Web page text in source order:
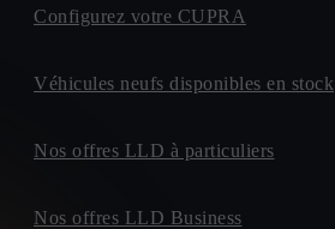
Configurez votre CUPRA
Véhicules neufs disponibles en stock
Nos offres LLD à particuliers
Nos offres LLD Business